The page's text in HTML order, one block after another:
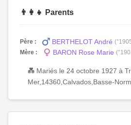
👨‍👩‍👧 Parents
Père : BERTHELOT André
Mère :
BARON Rose Marie
💑 Mariés le 24 octobre 1927 à
Mer,14360,Calvados,Basse-